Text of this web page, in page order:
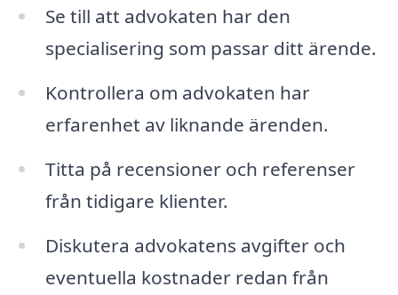
Se till att advokaten har den
specialisering som passar ditt ärende.
Kontrollera om advokaten har
erfarenhet av liknande ärenden.
Titta på recensioner och referenser
från tidigare klienter.
Diskutera advokatens avgifter och
eventuella kostnader redan från